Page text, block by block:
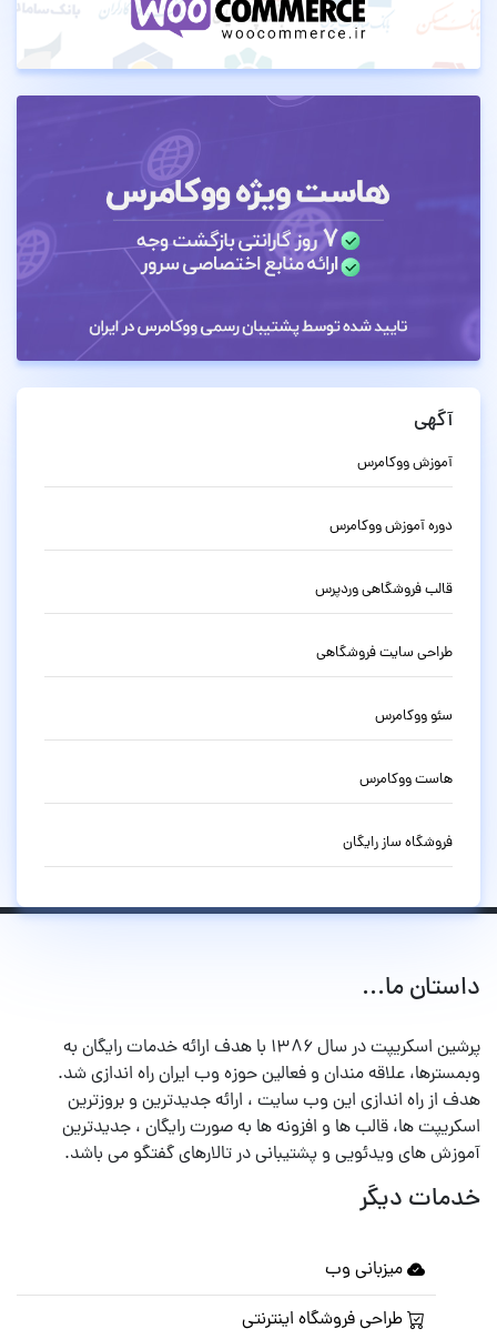
آگهی
آموزش ووکامرس
دوره آموزش ووکامرس
قالب فروشگاهی وردپرس
طراحی سایت فروشگاهی
سئو ووکامرس
هاست ووکامرس
فروشگاه ساز رایگان
داستان ما...
پرشین اسکریپت در سال ۱۳۸۶ با هدف ارائه خدمات رایگان به
وبمسترها، علاقه مندان و فعالین حوزه وب ایران راه اندازی شد.
هدف از راه اندازی این وب سایت ، ارائه جدیدترین و بروزترین
اسکریپت ها، قالب ها و افزونه ها به صورت رایگان ، جدیدترین
آموزش های ویدئویی و پشتیبانی در تالارهای گفتگو می باشد.
خدمات دیگر
میزبانی وب
طراحی فروشگاه اینترنتی